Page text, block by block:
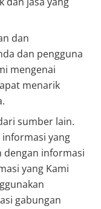
dan
dan pengguna
mengenai
menarik
sumber lain.
yang
dengan informasi
yang Kami
gabungan